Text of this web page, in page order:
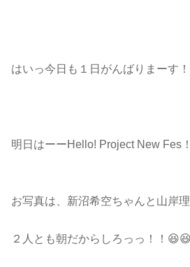
はいっ今日も１日がんばりまーす！
明日はーーHello! Project New Fes
お写真は、新沼希空ちゃんと山岸理
２人とも朝だからしろっっ！！😆😆